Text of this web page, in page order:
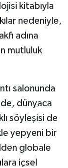
kitabıyla
nedeniyle,
adına
mutluluk
salonunda
dünyaca
söyleşisi de
yepyeni bir
globale
içsel